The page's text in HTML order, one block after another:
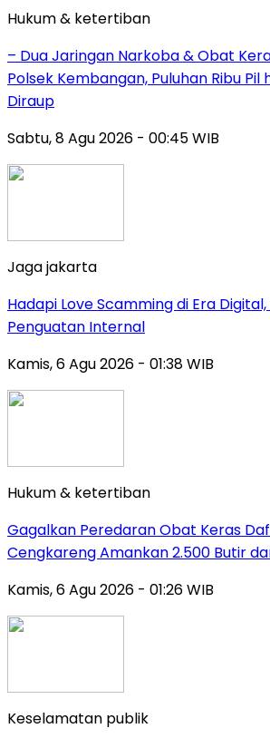
Hukum & ketertiban
– Dua Jaringan Narkoba & Obat
Polsek Kembangan, Puluhan Ribu Pil
Diraup
Sabtu, 8 Agu 2026 - 00:45 WIB
Jaga jakarta
Hadapi Love Scamming di Era
Penguatan Internal
Kamis, 6 Agu 2026 - 01:38 WIB
Hukum & ketertiban
Gagalkan Peredaran Obat Keras
Cengkareng Amankan 2.500 Butir
Kamis, 6 Agu 2026 - 01:26 WIB
Keselamatan publik